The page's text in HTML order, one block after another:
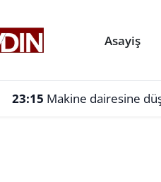
Asayiş
23:15 Makine dairesine